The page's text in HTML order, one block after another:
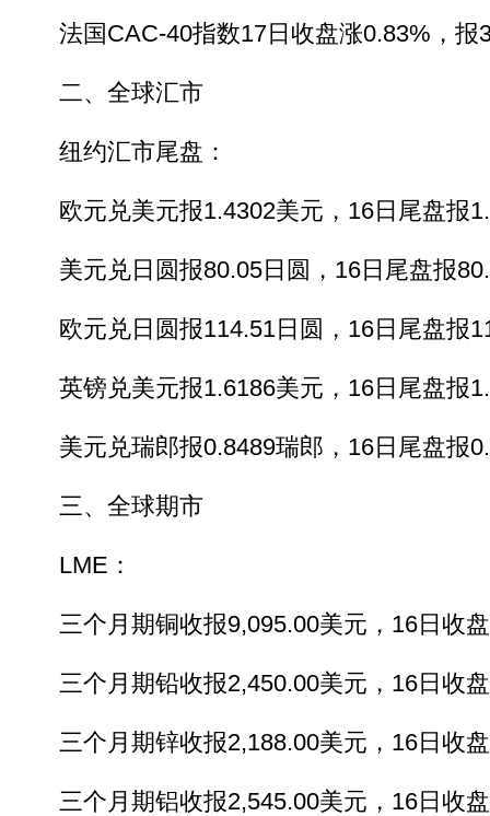
法国CAC-40指数17日收盘涨0.83%，报
二、全球汇市
纽约汇市尾盘：
欧元兑美元报1.4302美元，16日尾盘报
美元兑日圆报80.05日圆，16日尾盘报
欧元兑日圆报114.51日圆，16日尾盘报
英镑兑美元报1.6186美元，16日尾盘报
美元兑瑞郎报0.8489瑞郎，16日尾盘报
三、全球期市
LME：
三个月期铜收报9,095.00美元，16日收盘
三个月期铅收报2,450.00美元，16日收盘
三个月期锌收报2,188.00美元，16日收盘
三个月期铝收报2,545.00美元，16日收盘